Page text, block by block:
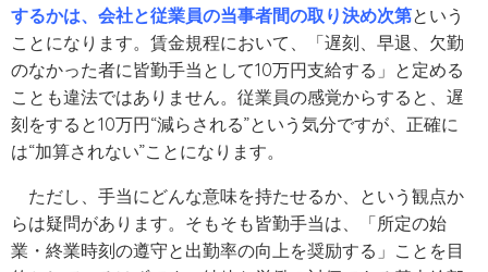
するかは、会社と従業員の当事者間の取り決め次第という
ことになります。賃金規程において、「遅刻、早退、欠勤
のなかった者に皆勤手当として10万円支給する」と定める
ことも違法ではありません。従業員の感覚からすると、遅
刻をすると10万円“減らされる”という気分ですが、正確に
は“加算されない”ことになります。
ただし、手当にどんな意味を持たせるか、という観点か
らは疑問があります。そもそも皆勤手当は、「所定の始
業・終業時刻の遵守と出勤率の向上を奨励する」ことを目